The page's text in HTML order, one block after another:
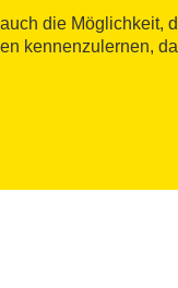
die Möglichkeit,
kennenzulernen,
Behörden
Küche der Garrotxa)